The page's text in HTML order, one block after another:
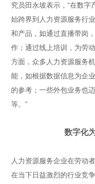
究员田永坡表示，“在数
始跨界到人力资源服务行
和产品，如通过直播带岗
作；通过线上培训，为劳
方面，众多人力资源服务
能，如根据数据信息为企
的参考；一些外包业务也
等。”
数字化
人力资源服务企业在劳动
在当下日益激烈的行业竞